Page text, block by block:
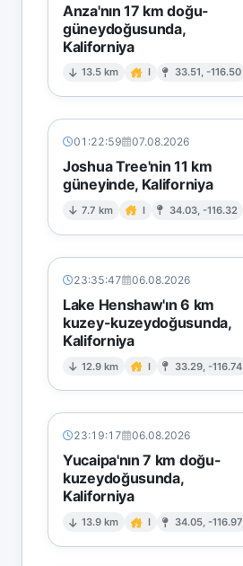
Anza'nın 17 km doğu-
güneydoğusunda,
Kaliforniya
13.5 km I 33.51, -116.50
01:22:59 07.08.2026
Joshua Tree'nin 11 km
güneyinde, Kaliforniya
7.7 km I 34.03, -116.32
23:35:47 06.08.2026
Lake Henshaw'ın 6 km
kuzey-kuzeydoğusunda,
Kaliforniya
12.9 km I 33.29, -116.74
23:19:17 06.08.2026
Yucaipa'nın 7 km doğu-
kuzeydoğusunda,
Kaliforniya
13.9 km I 34.05, -116.97